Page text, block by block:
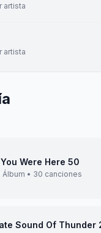
artista
artista
Were Here 50
Álbum • 30 canciones
Sound Of Thunder